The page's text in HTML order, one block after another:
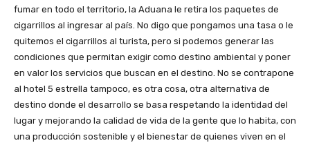
fumar en todo el territorio, la Aduana le retira los paquetes de
cigarrillos al ingresar al país. No digo que pongamos una tasa o le
quitemos el cigarrillos al turista, pero si podemos generar las
condiciones que permitan exigir como destino ambiental y poner
en valor los servicios que buscan en el destino. No se contrapone
al hotel 5 estrella tampoco, es otra cosa, otra alternativa de
destino donde el desarrollo se basa respetando la identidad del
lugar y mejorando la calidad de vida de la gente que lo habita, con
una producción sostenible y el bienestar de quienes viven en el